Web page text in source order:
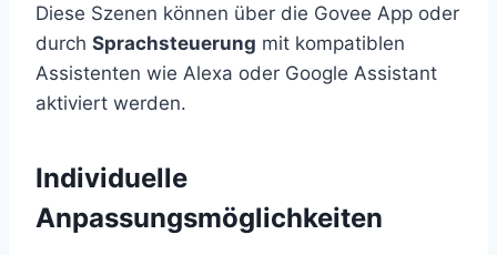
Diese Szenen können über die Govee App oder
durch Sprachsteuerung mit kompatiblen
Assistenten wie Alexa oder Google Assistant
aktiviert werden.
Individuelle
Anpassungsmöglichkeiten